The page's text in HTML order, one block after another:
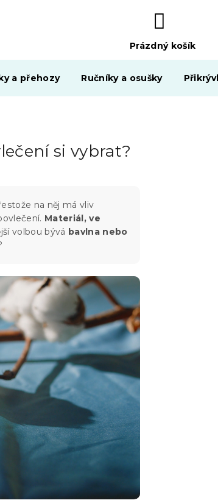
NÁKUPNÍ
KOŠÍK
Prázdný košík
a přehozy Ručníky a osušky
si vybrat?
na něj má vliv
Materiál, ve
volbou bývá bavlna nebo